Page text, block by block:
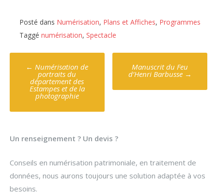
Posté dans Numérisation, Plans et Affiches, Programmes
Taggé numérisation, Spectacle
Poste
navigation
← Numérisation de
portraits du
département des
Estampes et de la
photographie
Manuscrit du Feu
d’Henri Barbusse →
Un renseignement ? Un devis ?
Conseils en numérisation patrimoniale, en traitement de
données, nous aurons toujours une solution adaptée à vos
besoins.